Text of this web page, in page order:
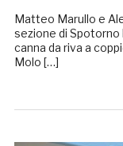
Matteo Marullo e
sezione di Spotorno
canna da riva a
Molo […]